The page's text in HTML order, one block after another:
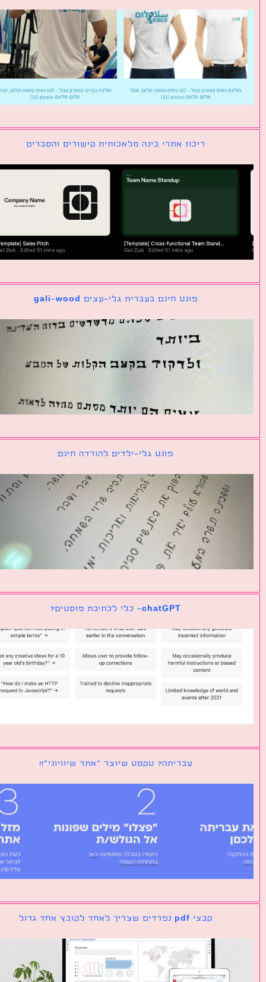
ריכוז אתרי בינה מלאכותית קישורים והסברים
פונט חינם בעברית גלי-עצים gali-wood
פונט גלי-ילדים להורדה חינם
chatGPT- כלי לכתיבת פוסטים?
עבריתה? טקסט שיוצר ״אתר שיוויוני״!!